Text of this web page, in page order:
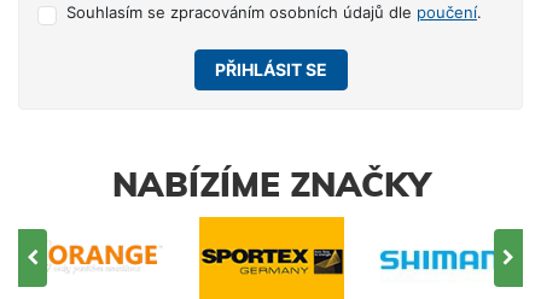
Souhlasím se zpracováním osobních údajů dle poučení.
PŘIHLÁSIT SE
NABÍZÍME ZNAČKY